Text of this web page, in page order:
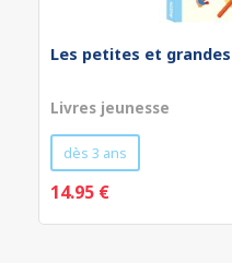
Les petites et
Livres jeunesse
dès 3 ans
14.95 €